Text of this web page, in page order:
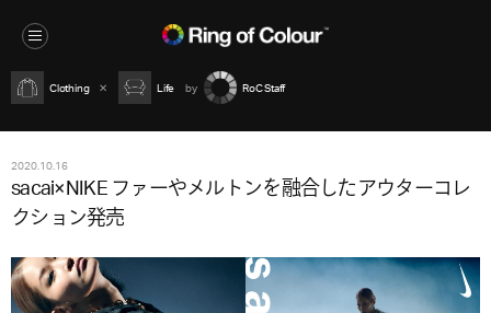
Clothing Life RoC Staff
2020.10.16
sacai×NIKE ファーやメルトンを融合したアウターコレ
クション発売